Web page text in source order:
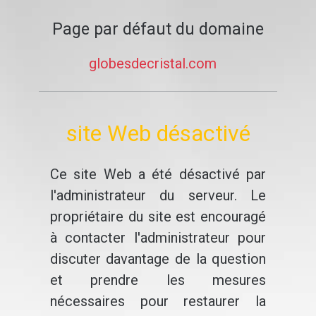
Page par défaut du domaine
globesdecristal.com
site Web désactivé
Ce site Web a été désactivé par
l'administrateur du serveur. Le
propriétaire du site est encouragé
à contacter l'administrateur pour
discuter davantage de la question
et prendre les mesures
nécessaires pour restaurer la